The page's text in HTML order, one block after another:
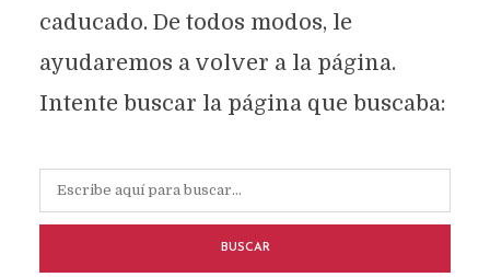
caducado. De todos modos, le
ayudaremos a volver a la página.
Intente buscar la página que buscaba:
BUSCAR